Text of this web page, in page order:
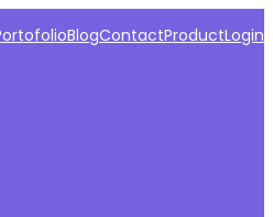
BlogContactProductLogin